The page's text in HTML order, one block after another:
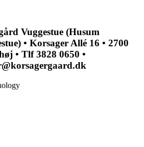
Vuggestue (Husum
• Korsager Allé 16 • 2700
• Tlf 3828 0650 •